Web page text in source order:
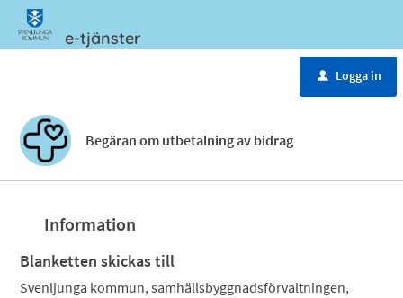
e-tjänster
u Logga in
Begäran om utbetalning av bidrag
Information
Blanketten skickas till
Svenljunga kommun, samhällsbyggnadsförvaltningen,